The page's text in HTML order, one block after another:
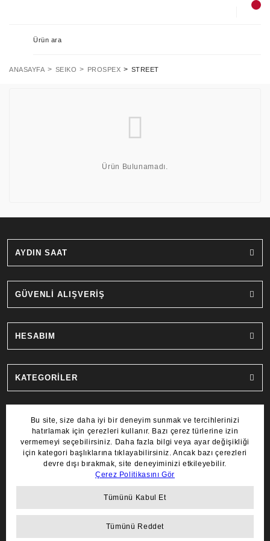
ANASAYFA SEIKO PROSPEX STREET
Ürün Bulunamadı.
AYDIN SAAT
GÜVENLİ ALIŞVERİŞ
HESABIM
KATEGORİLER
MARKALAR